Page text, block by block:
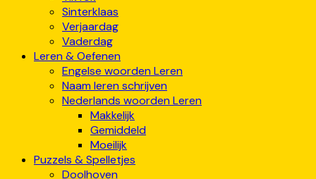
Sinterklaas
Verjaardag
Vaderdag
Leren & Oefenen
Engelse woorden Leren
Naam leren schrijven
Nederlands woorden Leren
Makkelijk
Gemiddeld
Moeilijk
Puzzels & Spelletjes
Doolhoven